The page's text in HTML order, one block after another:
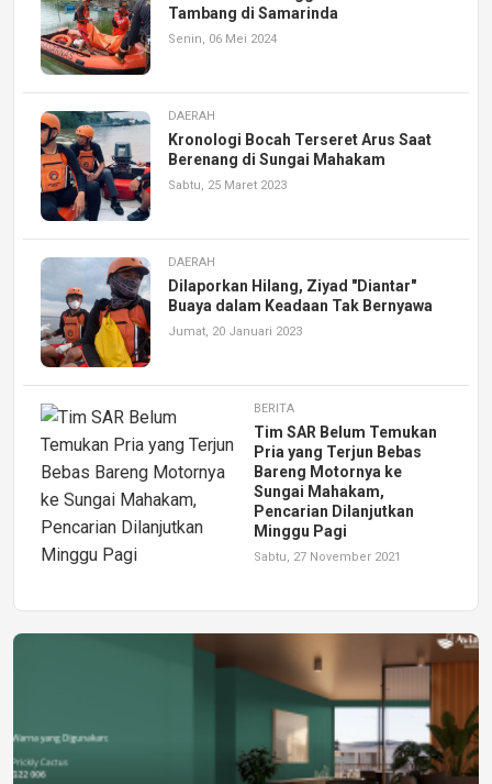
Tambang di Samarinda
Senin, 06 Mei 2024
DAERAH
Kronologi Bocah Terseret Arus Saat
Berenang di Sungai Mahakam
Sabtu, 25 Maret 2023
DAERAH
Dilaporkan Hilang, Ziyad "Diantar"
Buaya dalam Keadaan Tak Bernyawa
Jumat, 20 Januari 2023
BERITA
Tim SAR Belum Temukan
Pria yang Terjun Bebas
Bareng Motornya ke
Sungai Mahakam,
Pencarian Dilanjutkan
Minggu Pagi
Sabtu, 27 November 2021